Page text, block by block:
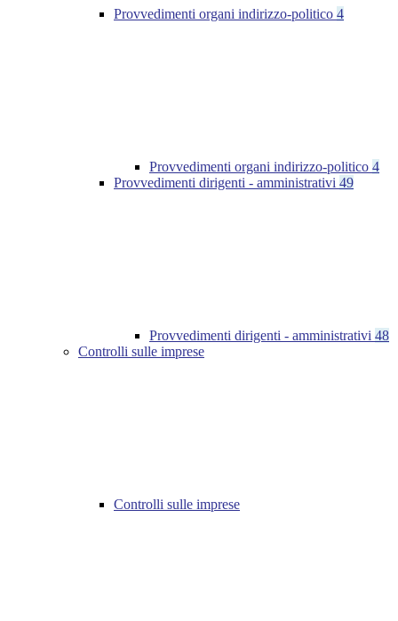
Provvedimenti organi indirizzo-politico 4
Provvedimenti organi indirizzo-politico 4
Provvedimenti dirigenti - amministrativi 49
Provvedimenti dirigenti - amministrativi 48
Controlli sulle imprese
Controlli sulle imprese